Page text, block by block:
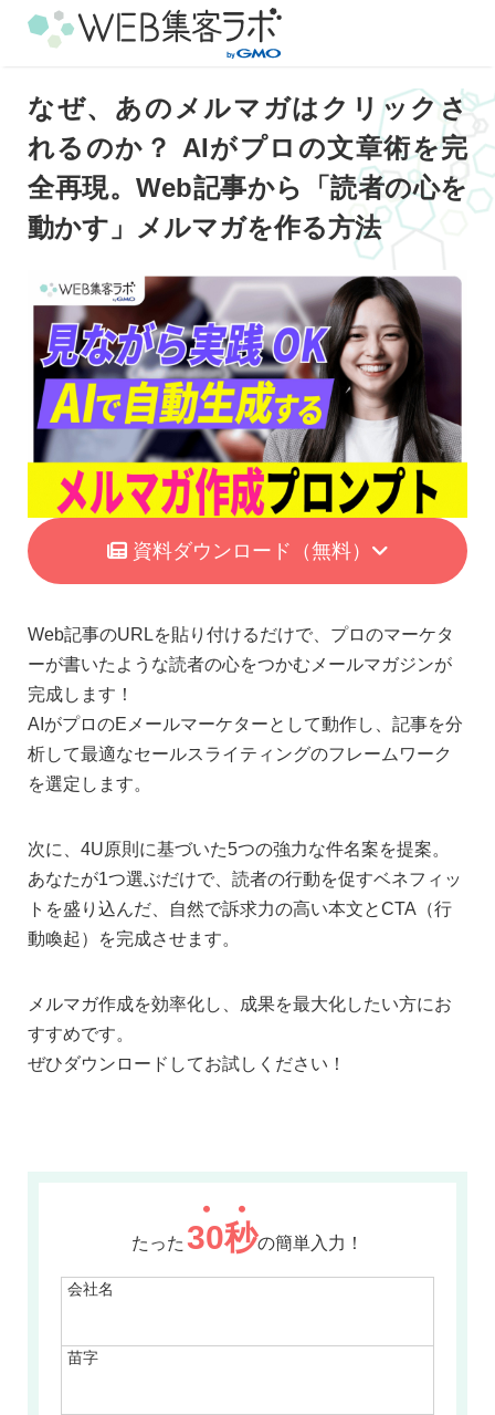
なぜ、あのメルマガはクリックさ
れるのか？ AIがプロの文章術を完
全再現。Web記事から「読者の心を
動かす」メルマガを作る方法
資料ダウンロード （無料）
Web記事のURLを貼り付けるだけで、プロのマーケタ
ーが書いたような読者の心をつかむメールマガジンが
完成します！
AIがプロのEメールマーケターとして動作し、記事を分
析して最適なセールスライティングのフレームワーク
を選定します。
次に、4U原則に基づいた5つの強力な件名案を提案。
あなたが1つ選ぶだけで、読者の行動を促すベネフィッ
トを盛り込んだ、自然で訴求力の高い本文とCTA（行
動喚起）を完成させます。
メルマガ作成を効率化し、成果を最大化したい方にお
すすめです。
ぜひダウンロードしてお試しください！
たった 30秒の簡単入力！
会社名
苗字